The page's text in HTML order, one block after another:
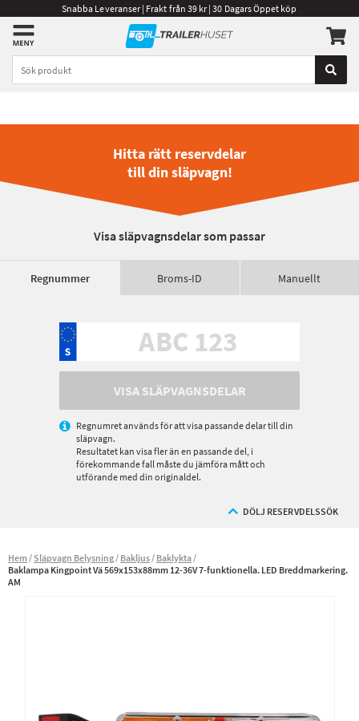
Snabba Leveranser | Frakt från 39 kr | 30 Dagars Öppet köp
Hitta rätt reservdelar
till din släpvagn!
Visa släpvagnsdelar som passar
Regnummer Broms-ID Manuellt
VISA SLÄPVAGNSDELAR
Regnumret används för att visa passande delar till din
släpvagn.
Resultatet kan visa fler än en passande del, i
förekommande fall måste du jämföra mått och
utförande med din originaldel.
DÖLJ RESERVDELSSÖK
Hem Släpvagn Belysning Bakljus Baklykta
Baklampa Kingpoint Vä 569x153x88mm 12-36V 7-funktionella. LED Breddmarkering.
AM